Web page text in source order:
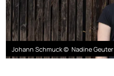
Johann Schmuck © Nadine Geuter